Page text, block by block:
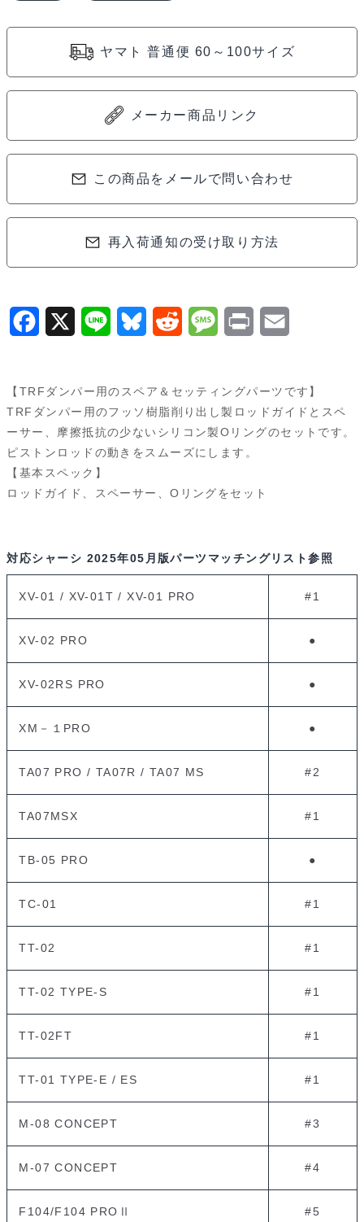
ガ
O
ン
（4
セ
個
ヤマト 普通便 60～100サイズ
メーカー商品リンク
この商品をメールで問い合わせ
再入荷通知の受け取り方法
e
b
o
o
X
e
B
e
s
y
R
d
i
M
s
a
e
P
n
t
i
l
【TRFダンパー用のスペア＆セッティングパーツです】
TRFダンパー用のフッソ樹脂削り出し製ロッドガイドとスペ
ーサー、摩擦抵抗の少ないシリコン製Oリングのセットです。
ピストンロッドの動きをスムーズにします。
【基本スペック】
ロッドガイド、スペーサー、Oリングをセット
対応シャーシ 2025年05月版パーツマッチングリスト参照
XV-01 / XV-01T / XV-01 PRO #1
XV-02 PRO ●
XV-02RS PRO ●
XM－１PRO ●
TA07 PRO / TA07R / TA07 MS #2
TA07MSX #1
TB-05 PRO ●
TC-01 #1
TT-02 #1
TT-02 TYPE-S #1
TT-02FT #1
TT-01 TYPE-E / ES #1
M-08 CONCEPT #3
M-07 CONCEPT #4
F104/F104 PROⅡ #5